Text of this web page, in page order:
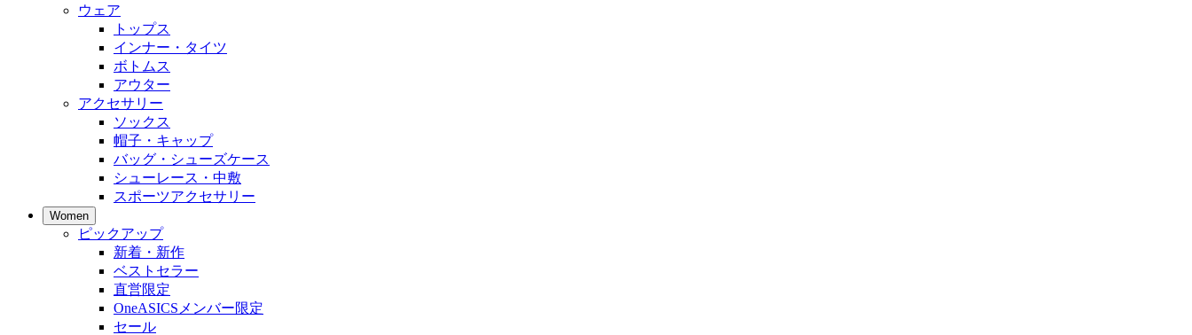
ウェア
トップス
インナー・タイツ
ボトムス
アウター
アクセサリー
ソックス
帽子・キャップ
バッグ・シューズケース
シューレース・中敷
スポーツアクセサリー
Women
ピックアップ
新着・新作
ベストセラー
直営限定
OneASICSメンバー限定
セール